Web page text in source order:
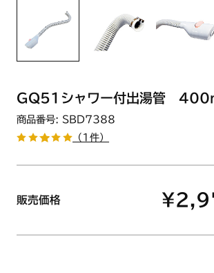
GQ51シャワー付出湯管
商品番号: SBD7388
（1件）
販売価格